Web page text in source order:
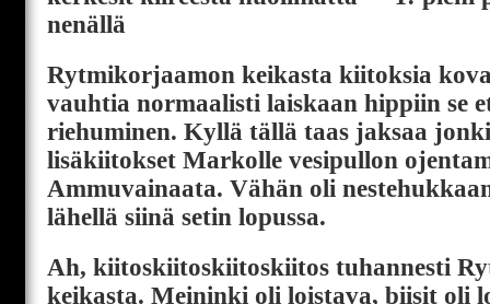
nenällä
Rytmikorjaamon keikasta kiitoksia
vauhtia normaalisti laiskaan hippiin se
riehuminen. Kyllä tällä taas jaksaa
lisäkiitokset Markolle vesipullon
Ammuvainaata. Vähän oli
lähellä siinä setin lopussa.
Ah, kiitoskiitoskiitoskiitos tuhannesti
keikasta. Meininki oli loistava, biisit oli